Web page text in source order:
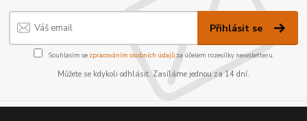
Přihlásit se
Souhlasím se zpracováním osobních údajůza účelem rozesílky newsletteru.
Můžete se kdykoli odhlásit. Zasíláme jednou za 14 dní.